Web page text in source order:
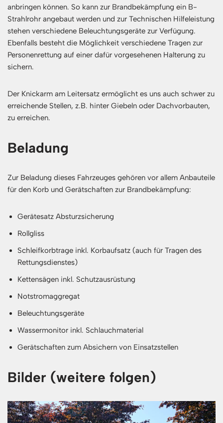
anbringen können. So kann zur Brandbekämpfung ein B-
Strahlrohr angebaut werden und zur Technischen Hilfeleistung
stehen verschiedene Beleuchtungsgeräte zur Verfügung.
Ebenfalls besteht die Möglichkeit verschiedene Tragen zur
Personenrettung auf einer dafür vorgesehenen Halterung zu
sichern.
Der Knickarm am Leitersatz ermöglicht es uns auch schwer zu
erreichende Stellen, z.B. hinter Giebeln oder Dachvorbauten,
zu erreichen.
Beladung
Zur Beladung dieses Fahrzeuges gehören vor allem Anbauteile
für den Korb und Gerätschaften zur Brandbekämpfung:
Gerätesatz Absturzsicherung
Rollgliss
Schleifkorbtrage inkl. Korbaufsatz (auch für Tragen des
Rettungsdienstes)
Kettensägen inkl. Schutzausrüstung
Notstromaggregat
Beleuchtungsgeräte
Wassermonitor inkl. Schlauchmaterial
Gerätschaften zum Absichern von Einsatzstellen
Bilder (weitere folgen)